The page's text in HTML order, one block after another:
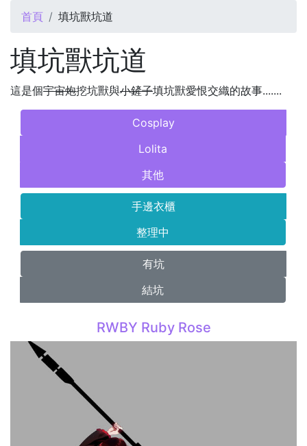
您在這裡
首頁 填坑獸坑道
填坑獸坑道
這是個宇宙炮挖坑獸與小鏟子填坑獸愛恨交織的故事.......
Cosplay
Lolita
其他
手邊衣櫃
整理中
有坑
結坑
RWBY Ruby Rose